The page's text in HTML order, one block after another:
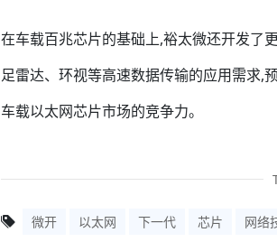
在车载百兆芯片的基础上,裕太微还开发了
足雷达、环视等高速数据传输的应用需求,
车载以太网芯片市场的竞争力。
微开 以太网 下一代 芯片 网络